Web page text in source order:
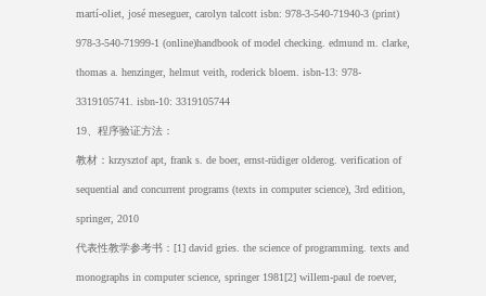
martí-oliet, josé meseguer, carolyn talcott isbn: 978-3-540-71940-3 (print)
978-3-540-71999-1 (online)handbook of model checking. edmund m. clarke,
thomas a. henzinger, helmut veith, roderick bloem. isbn-13: 978-
3319105741. isbn-10: 3319105744
19 、程序验证方法：
教材： krzysztof apt, frank s. de boer, ernst-rüdiger olderog. verification of
sequential and concurrent programs (texts in computer science), 3rd edition,
springer, 2010
代表性教学参考书： [1] david gries. the science of programming. texts and
monographs in computer science, springer 1981[2] willem-paul de roever,